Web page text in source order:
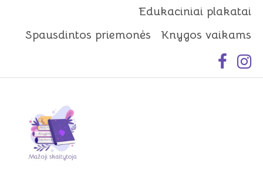
content
Edukaciniai plakatai
Spausdintos priemonės
Knygos vaikams